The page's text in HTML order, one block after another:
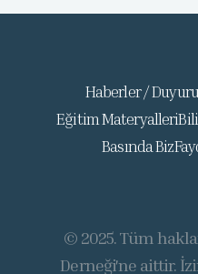
Haberler /
Eğitim Materyalleri
Basında Biz
© 2025. Tüm
Derneği'ne aittir.